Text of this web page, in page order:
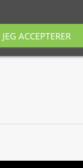
JEG ACCEPTERER